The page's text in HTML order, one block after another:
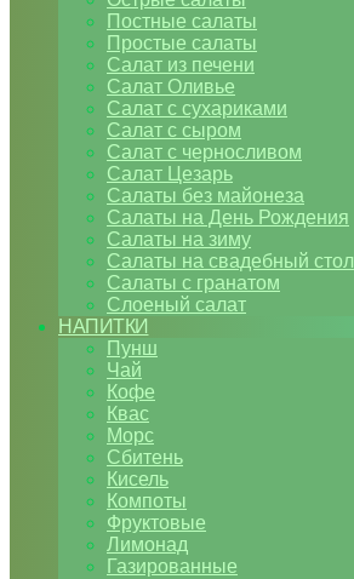
Постные салаты
Простые салаты
Салат из печени
Салат Оливье
Салат с сухариками
Салат с сыром
Салат с черносливом
Салат Цезарь
Салаты без майонеза
Салаты на День Рождения
Салаты на зиму
Салаты на свадебный стол
Салаты с гранатом
Слоеный салат
НАПИТКИ
Пунш
Чай
Кофе
Квас
Морс
Сбитень
Кисель
Компоты
Фруктовые
Лимонад
Газированные